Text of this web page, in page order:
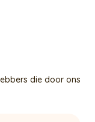
die door ons